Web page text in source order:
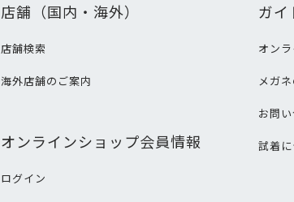
店舗（国内・海外）
店舗検索
海外店舗のご案内
オンラインショップ会員情報
ログイン
ガイ
オン
メガ
お問
試着